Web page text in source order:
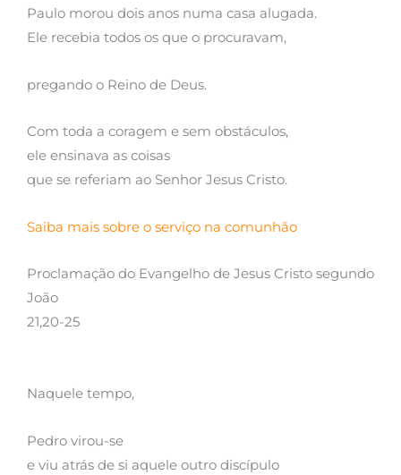
Paulo morou dois anos numa casa alugada.
Ele recebia todos os que o procuravam,
pregando o Reino de Deus.
Com toda a coragem e sem obstáculos,
ele ensinava as coisas
que se referiam ao Senhor Jesus Cristo.
Saiba mais sobre o serviço na comunhão
Proclamação do Evangelho de Jesus Cristo segundo
João
21,20-25
Naquele tempo,
Pedro virou-se
e viu atrás de si aquele outro discípulo